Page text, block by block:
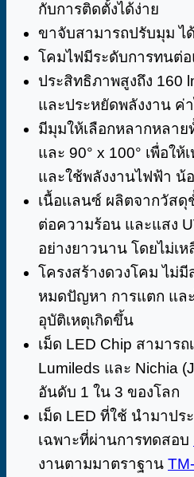
กับการติดตั้งได้ง่าย
ขาจับสามารถปรับมุม ไ
โคมไฟมีระดับการทนต่อ
ประสิทธิภาพสูงถึง 160
และประหยัดพลังงาน ค่
มีมุมให้เลือกหลากหลาย
และ 90° x 100° เพื่อใ
และใช้พลังงานไฟฟ้า น้
เนื้อเเลนซ์ ผลิตจากวัสดุ
ต่อความร้อน และแสง
อย่างยาวนาน โดยไม่เห
โครงสร้างดวงโคม ไม่
หมดปัญหา การแตก แล
อุบัติเหตุเกิดขึ้น
เม็ด LED Chip สามารถ
Lumileds และ Nichia
อันดับ 1 ใน 3 ของโลก
เม็ด LED ที่ใช้ นำมาปร
เฉพาะที่ผ่านการทดสอบ
งานตามมาตราฐาน